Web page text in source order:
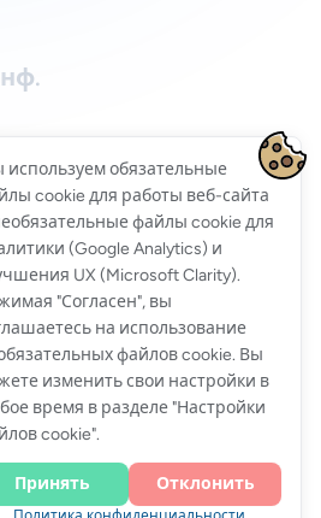
обязательные
cookie для работы веб-сайта
файлы cookie для
(Google Analytics) и
UX (Microsoft Clarity).
"Согласен", вы
на использование
файлов cookie. Вы
изменить свои настройки в
время в разделе "Настройки
cookie".
Принять Отклонить
отзыв
© Все права защищены.